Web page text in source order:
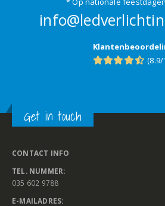
(8.9/
Get in touch
CONTACT INFO
TEL. NUMMER:
035 602 9788
E-MAILADRES: